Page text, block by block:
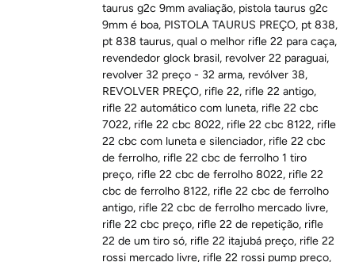
taurus g2c 9mm avaliação, pistola taurus g2c
9mm é boa, PISTOLA TAURUS PREÇO, pt 838,
pt 838 taurus,qual o melhor rifle 22 para caça,
revendedor glock brasil, revolver 22 paraguai,
revolver 32 preço - 32 arma, revólver 38,
REVOLVER PREÇO, rifle 22, rifle 22 antigo,
rifle 22 automático com luneta, rifle 22 cbc
7022, rifle 22 cbc 8022, rifle 22 cbc 8122, rifle
22 cbc com luneta e silenciador, rifle 22 cbc
de ferrolho, rifle 22 cbc de ferrolho 1 tiro
preço, rifle 22 cbc de ferrolho 8022, rifle 22
cbc de ferrolho 8122, rifle 22 cbc de ferrolho
antigo, rifle 22 cbc de ferrolho mercado livre,
rifle 22 cbc preço, rifle 22 de repetição, rifle
22 de um tiro só, rifle 22 itajubá preço, rifle 22
rossi mercado livre, rifle 22 rossi pump preço,